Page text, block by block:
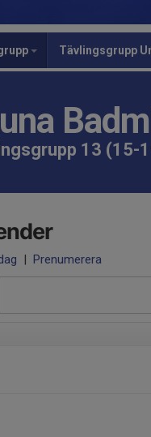
Tävlingsgrupp
13 (15-
| Prenumerera